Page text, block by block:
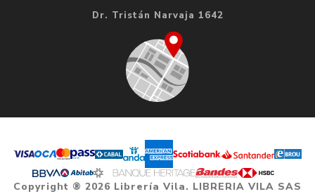
Dr. Tristán Narvaja 1642
Copyright ® 2026 Librería Vila. LIBRERIA VILA SAS